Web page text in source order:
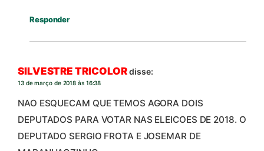
Responder
SILVESTRE TRICOLORdisse:
13 de março de 2018 às 16:38
NAO ESQUECAM QUE TEMOS AGORA DOIS
DEPUTADOS PARA VOTAR NAS ELEICOES DE 2018. O
DEPUTADO SERGIO FROTA E JOSEMAR DE